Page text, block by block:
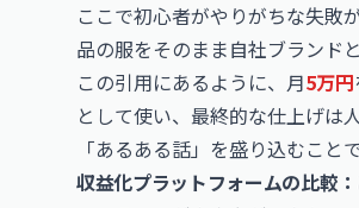
ここで初心者がやりがちな失敗
品の服をそのまま自社ブランド
この引用にあるように、月5万円
として使い、最終的な仕上げは
「あるある話」を盛り込むこと
収益化プラットフォームの比較